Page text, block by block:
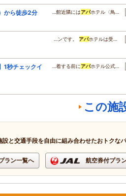
から徒歩2分 …館近隣にはアパホテル〈鳥…
…ンです。 アパホテルは受…
1秒チェックイ
…着する前にアパホテル公式…
この施
設と交通手段を自由に組み合わせたおトクな
ラン一覧へ 航空券付プラ